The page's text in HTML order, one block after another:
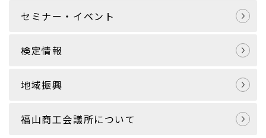
セミナー・イベント
検定情報
地域振興
福山商工会議所について